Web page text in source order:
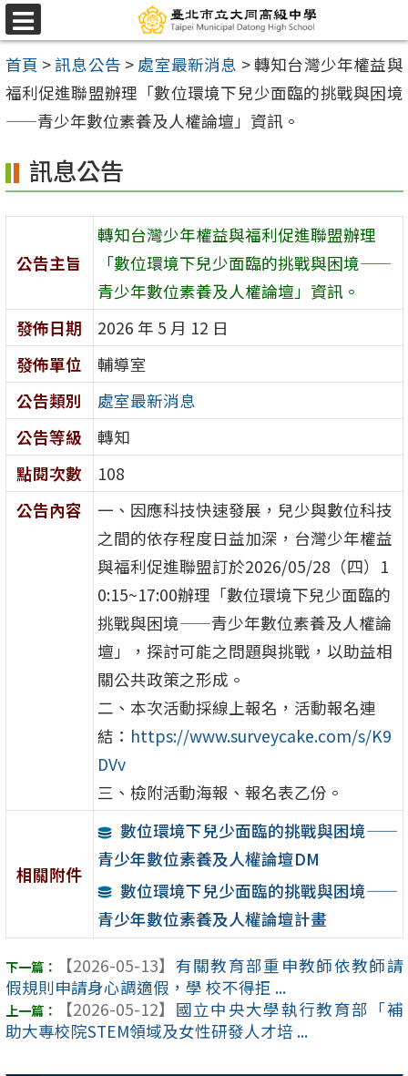
跳
至
主
要
內
區
選
單
首頁 >訊息公告 > 處室最新消息 >轉知台灣少年權益與
福利促進聯盟辦理「數位環境下兒少面臨的挑戰與困境
——青少年數位素養及人權論壇」資訊。
訊息公告
公告主旨
轉知台灣少年權益與福利促進聯盟辦理
「數位環境下兒少面臨的挑戰與困境——
青少年數位素養及人權論壇」資訊。
發佈日期
2026 年 5 月 12 日
發佈單位
輔導室
公告類別
處室最新消息
公告等級
轉知
點閱次數
108
公告內容
一、因應科技快速發展，兒少與數位科技
之間的依存程度日益加深，台灣少年權益
與福利促進聯盟訂於2026/05/28（四）1
0:15~17:00辦理「數位環境下兒少面臨的
挑戰與困境——青少年數位素養及人權論
壇」，探討可能之問題與挑戰，以助益相
關公共政策之形成。
二、本次活動採線上報名，活動報名連
結： https://www.surveycake.com/s/K9
DVv
三、檢附活動海報、報名表乙份。
相關附件
數位環境下兒少面臨的挑戰與困境——
青少年數位素養及人權論壇DM
數位環境下兒少面臨的挑戰與困境——
青少年數位素養及人權論壇計畫
【2026-05-13】 有關教育部重申教師依教師請
假規則申請身心調適假，學 校不得拒 ...
【2026-05-12】 國立中央大學執行教育部「補
助大專校院STEM領域及女性研發人才培 ...